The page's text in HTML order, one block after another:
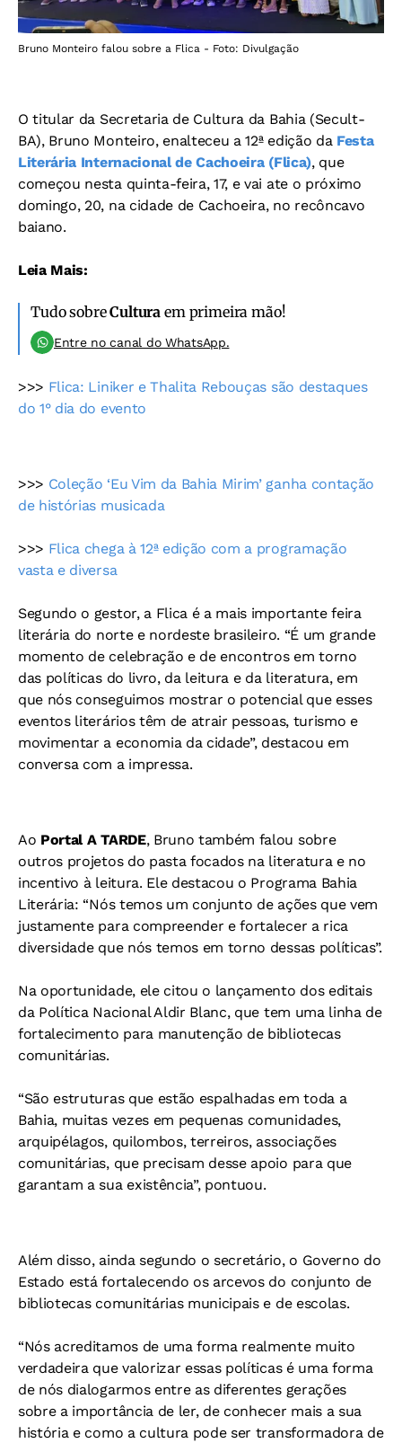
Bruno Monteiro falou sobre a Flica - Foto: Divulgação
O titular da Secretaria de Cultura da Bahia (Secult-
BA), Bruno Monteiro, enalteceu a 12ª edição da Festa
Literária Internacional de Cachoeira (Flica), que
começou nesta quinta-feira, 17, e vai ate o próximo
domingo, 20, na cidade de Cachoeira, no recôncavo
baiano.
Leia Mais:
Tudo sobreCultura em primeira mão!
Entre no canal do WhatsApp.
>>> Flica: Liniker e Thalita Rebouças são destaques
do 1° dia do evento
>>> Coleção ‘Eu Vim da Bahia Mirim’ ganha contação
de histórias musicada
>>> Flica chega à 12ª edição com a programação
vasta e diversa
Segundo o gestor, a Flica é a mais importante feira
literária do norte e nordeste brasileiro. “É um grande
momento de celebração e de encontros em torno
das políticas do livro, da leitura e da literatura, em
que nós conseguimos mostrar o potencial que esses
eventos literários têm de atrair pessoas, turismo e
movimentar a economia da cidade”, destacou em
conversa com a impressa.
Ao Portal A TARDE, Bruno também falou sobre
outros projetos do pasta focados na literatura e no
incentivo à leitura. Ele destacou o Programa Bahia
Literária: “Nós temos um conjunto de ações que vem
justamente para compreender e fortalecer a rica
diversidade que nós temos em torno dessas políticas”.
Na oportunidade, ele citou o lançamento dos editais
da Política Nacional Aldir Blanc, que tem uma linha de
fortalecimento para manutenção de bibliotecas
comunitárias.
“São estruturas que estão espalhadas em toda a
Bahia, muitas vezes em pequenas comunidades,
arquipélagos, quilombos, terreiros, associações
comunitárias, que precisam desse apoio para que
garantam a sua existência”, pontuou.
Além disso, ainda segundo o secretário, o Governo do
Estado está fortalecendo os arcevos do conjunto de
bibliotecas comunitárias municipais e de escolas.
“Nós acreditamos de uma forma realmente muito
verdadeira que valorizar essas políticas é uma forma
de nós dialogarmos entre as diferentes gerações
sobre a importância de ler, de conhecer mais a sua
história e como a cultura pode ser transformadora de